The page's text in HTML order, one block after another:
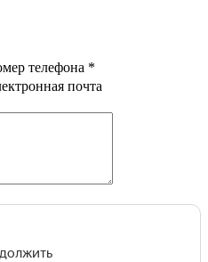
телефона *
почта